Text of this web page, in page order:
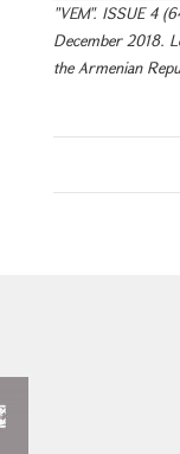
"VEM". ISSUE 4
December 2018.
the Armenian